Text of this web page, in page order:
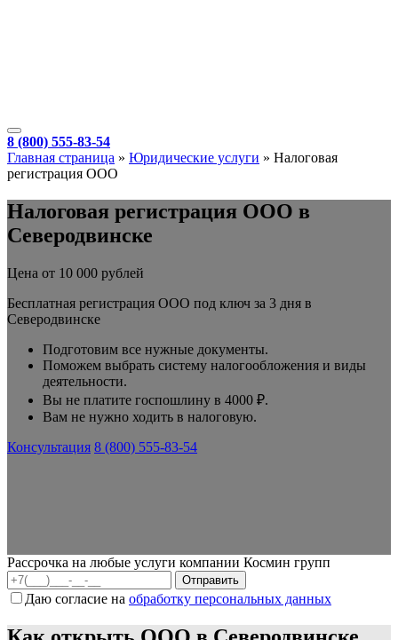
8 (800) 555-83-54
Главная страница » Юридические услуги » Налоговая
регистрация ООО
Налоговая регистрация ООО в
Северодвинске
Цена от 10 000 рублей
Бесплатная регистрация ООО под ключ за 3 дня в
Северодвинске
Подготовим все нужные документы.
Поможем выбрать систему налогообложения и виды
деятельности.
Вы не платите госпошлину в 4000 ₽.
Вам не нужно ходить в налоговую.
Консультация 8 (800) 555-83-54
Рассрочка на любые услуги компании Космин групп
Даю согласие на обработку персональных данных